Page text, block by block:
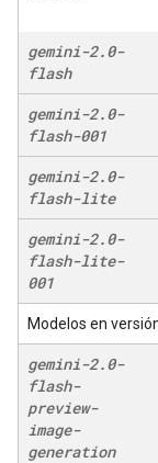
gemini-2.0-
flash
gemini-2.0-
flash-001
gemini-2.0-
flash-lite
gemini-2.0-
flash-lite-
001
Modelos en
gemini-2.0-
flash-
preview-
image-
generation